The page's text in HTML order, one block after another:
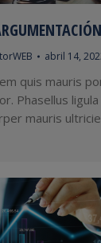
abril 14,
quis mauris
Phasellus
mauris